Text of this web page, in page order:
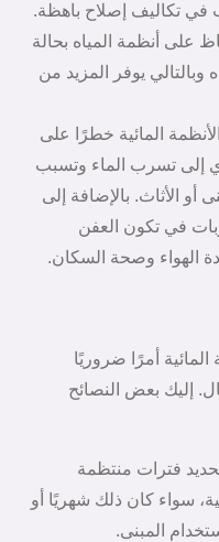
في تكاليف إصلاح باهظة.
على أنظمة المياه بحالة
وبالتالي يوفر المزيد من
المائية خطرًا على
إلى تسرب الماء وتسبب
أو الأثاث. بالإضافة إلى
في تكون العفن
الهواء وصحة السكان.
المائية أمرًا ضروريًا
إليك بعض النصائح
فترات منتظمة
سواء كان ذلك شهريًا أو
المبنى.